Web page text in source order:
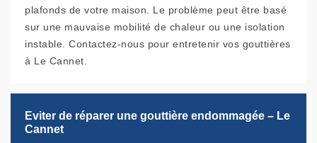
plafonds de votre maison. Le problème peut être basé
sur une mauvaise mobilité de chaleur ou une isolation
instable. Contactez-nous pour entretenir vos gouttières
à Le Cannet.
Eviter de réparer une gouttière endommagée – Le
Cannet